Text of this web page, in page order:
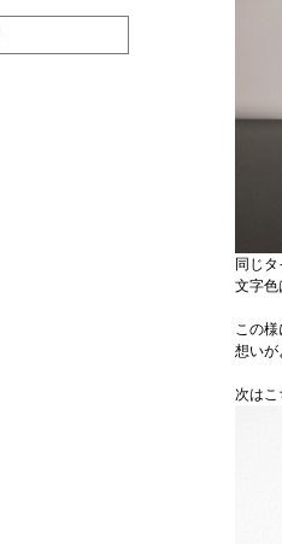
同じ
文字色
この
想いが
次はこ